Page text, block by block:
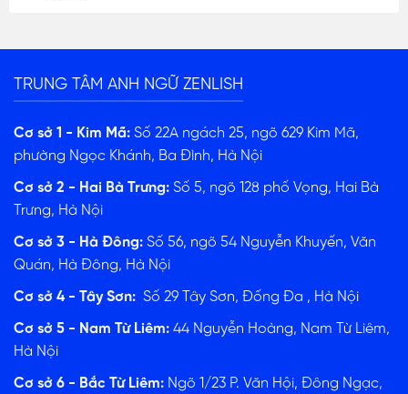
TRUNG TÂM ANH NGỮ ZENLISH
Cơ sở 1 - Kim Mã: Số 22A ngách 25, ngõ 629 Kim Mã,
phường Ngọc Khánh, Ba Đình, Hà Nội
Cơ sở 2 - Hai Bà Trưng: Số 5, ngõ 128 phố Vọng, Hai Bà
Trưng, Hà Nội
Cơ sở 3 - Hà Đông: Số 56, ngõ 54 Nguyễn Khuyến, Văn
Quán, Hà Đông, Hà Nội
Cơ sở 4 - Tây Sơn: Số 29 Tây Sơn, Đống Đa , Hà Nội
Cơ sở 5 - Nam Từ Liêm: 44 Nguyễn Hoàng, Nam Từ Liêm,
Hà Nội
Cơ sở 6 - Bắc Từ Liêm: Ngõ 1/23 P. Văn Hội, Đông Ngạc,